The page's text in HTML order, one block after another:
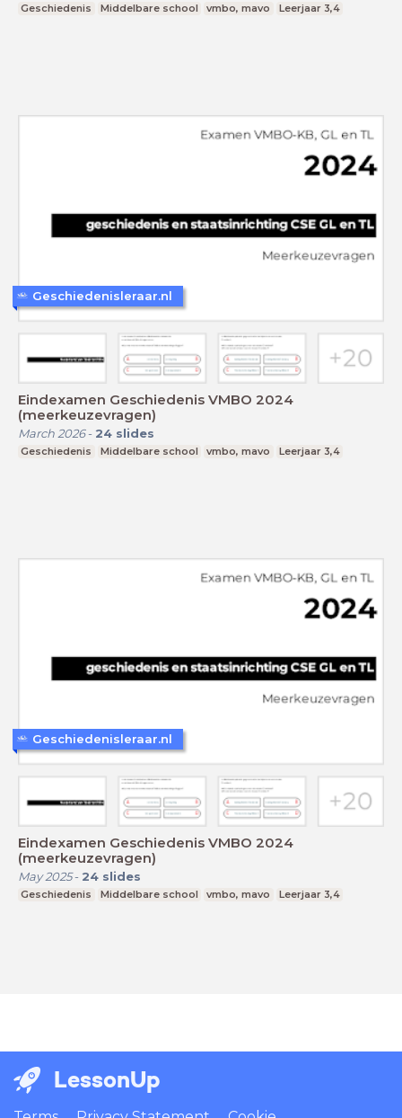
Geschiedenis Middelbare school vmbo, mavo Leerjaar 3,4
Eindexamen Geschiedenis VMBO 2024
(meerkeuzevragen)
March 2026- 24 slides
Geschiedenis Middelbare school vmbo, mavo Leerjaar 3,4
Geschiedenisleraar.nl
Eindexamen Geschiedenis VMBO 2024
(meerkeuzevragen)
May 2025- 24 slides
Geschiedenis Middelbare school vmbo, mavo Leerjaar 3,4
Geschiedenisleraar.nl
LessonUp